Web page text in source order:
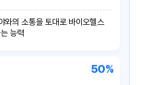
와의 소통을 토대로 바이오헬스
능력
50%